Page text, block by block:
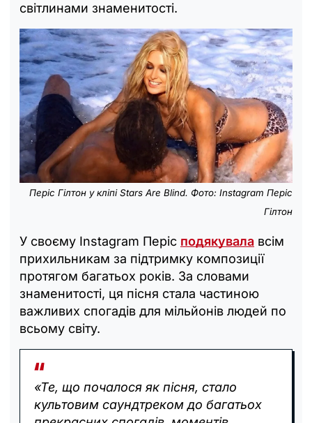
світлинами знаменитості.
Періс Гілтон у кліпі Stars Are Blind. Фото: Instagram Періс
Гілтон
У своєму Instagram Періс подякувала всім
прихильникам за підтримку композиції
протягом багатьох років. За словами
знаменитості, ця пісня стала частиною
важливих спогадів для мільйонів людей по
всьому світу.
«Те, що почалося як пісня, стало
культовим саундтреком до багатьох